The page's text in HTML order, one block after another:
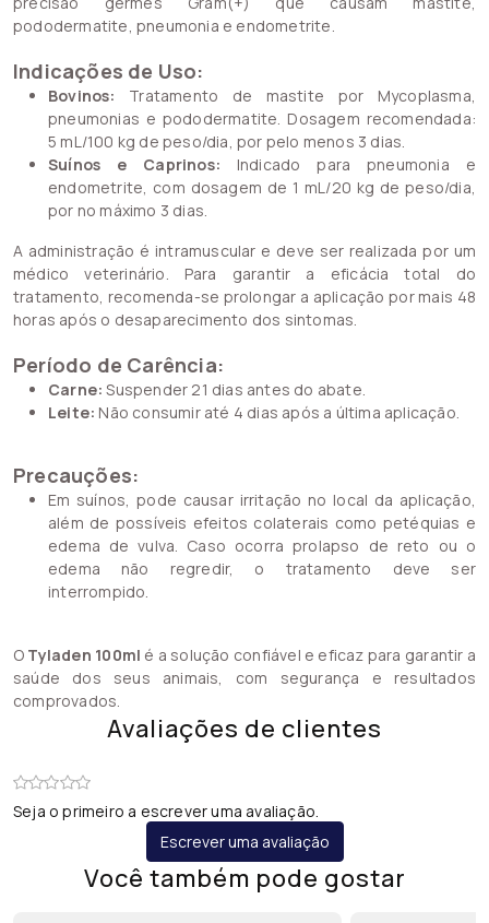
pododermatite, pneumonia e endometrite.
Indicações de Uso:
Bovinos: Tratamento de mastite por Mycoplasma,
pneumonias e pododermatite. Dosagem recomendada:
5 mL/100 kg de peso/dia, por pelo menos 3 dias.
Suínos e Caprinos: Indicado para pneumonia e
endometrite, com dosagem de 1 mL/20 kg de peso/dia,
por no máximo 3 dias.
A administração é intramuscular e deve ser realizada por um
médico veterinário. Para garantir a eficácia total do
tratamento, recomenda-se prolongar a aplicação por mais 48
horas após o desaparecimento dos sintomas.
Período de Carência:
Carne: Suspender 21 dias antes do abate.
Leite: Não consumir até 4 dias após a última aplicação.
Precauções:
Em suínos, pode causar irritação no local da aplicação,
além de possíveis efeitos colaterais como petéquias e
edema de vulva. Caso ocorra prolapso de reto ou o
edema não regredir, o tratamento deve ser
interrompido.
O Tyladen 100ml é a solução confiável e eficaz para garantir a
saúde dos seus animais, com segurança e resultados
comprovados.
Avaliações de clientes
Seja o primeiro a escrever uma avaliação.
Escrever uma avaliação
Você também pode gostar